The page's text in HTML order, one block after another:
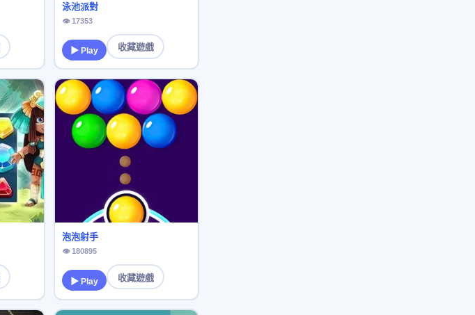
泳池派對
👁 17353
▶ Play 收藏遊戲
泡泡射手
👁 180895
▶ Play 收藏遊戲